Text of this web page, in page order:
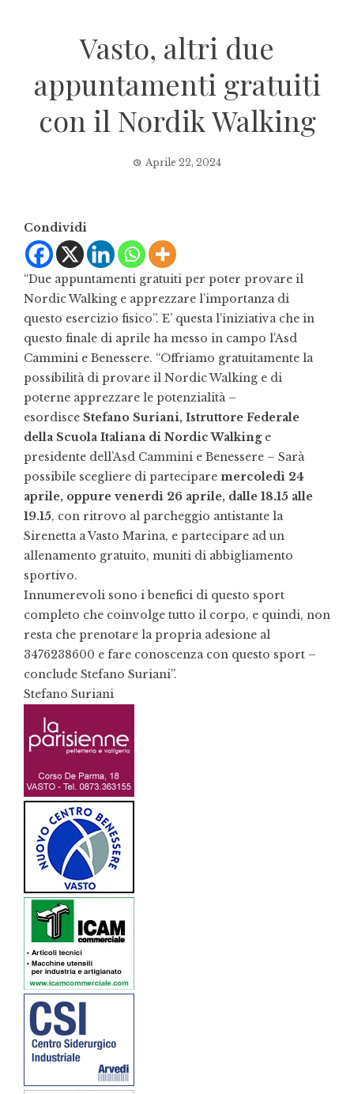
Vasto, altri due
appuntamenti gratuiti
con il Nordik Walking
Aprile 22, 2024
Condividi
“Due appuntamenti gratuiti per poter provare il
Nordic Walking e apprezzare l’importanza di
questo esercizio fisico”. E’ questa l’iniziativa che in
questo finale di aprile ha messo in campo l’Asd
Cammini e Benessere. “Offriamo gratuitamente la
possibilità di provare il Nordic Walking e di
poterne apprezzare le potenzialità –
esordisce Stefano Suriani, Istruttore Federale
della Scuola Italiana di Nordic Walkinge
presidente dell’Asd Cammini e Benessere – Sarà
possibile scegliere di partecipare mercoledì 24
aprile, oppure venerdì 26 aprile, dalle 18.15 alle
19.15, con ritrovo al parcheggio antistante la
Sirenetta a Vasto Marina, e partecipare ad un
allenamento gratuito, muniti di abbigliamento
sportivo.
Innumerevoli sono i benefici di questo sport
completo che coinvolge tutto il corpo, e quindi, non
resta che prenotare la propria adesione al
3476238600 e fare conoscenza con questo sport –
conclude Stefano Suriani”.
Stefano Suriani